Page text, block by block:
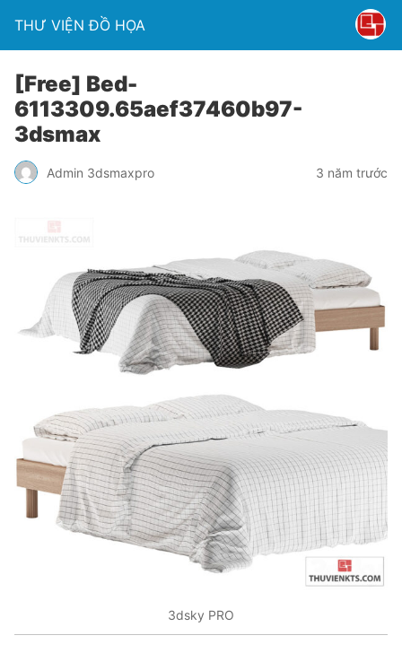
THƯ VIỆN ĐỒ HỌA
[Free] Bed-
6113309.65aef37460b97-
3dsmax
Admin 3dsmaxpro 3 năm trước
3dsky PRO